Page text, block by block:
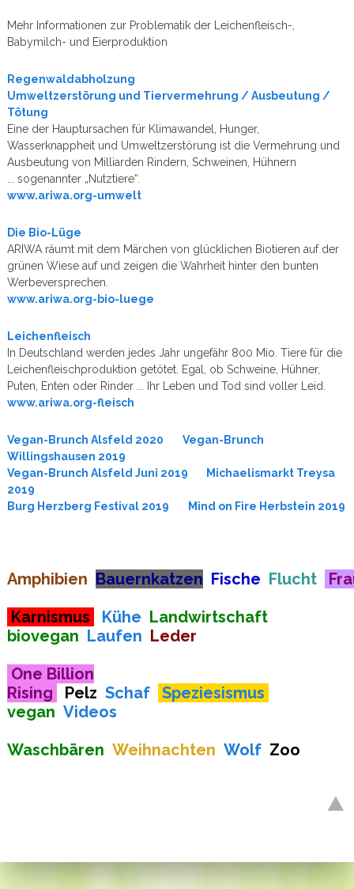
Mehr Informationen zur Problematik der Leichenfleisch-,
Babymilch- und Eierproduktion
Regenwaldabholzung
Umweltzerstörung und Tiervermehrung / Ausbeutung /
Tötung
Eine der Hauptursachen für Klimawandel, Hunger,
Wasserknappheit und Umweltzerstörung ist die Vermehrung und
Ausbeutung von Milliarden Rindern, Schweinen, Hühnern
... sogenannter „Nutztiere“.
www.ariwa.org-umwelt
Die Bio-Lüge
ARIWA räumt mit dem Märchen von glücklichen Biotieren auf der
grünen Wiese auf und zeigen die Wahrheit hinter den bunten
Werbeversprechen.
www.ariwa.org-bio-luege
Leichenfleisch
In Deutschland werden jedes Jahr ungefähr 800 Mio. Tiere für die
Leichenfleischproduktion getötet. Egal, ob Schweine, Hühner,
Puten, Enten oder Rinder ... Ihr Leben und Tod sind voller Leid.
www.ariwa.org-fleisch
Vegan-Brunch Alsfeld 2020
Vegan-Brunch
Willingshausen 2019
Vegan-Brunch Alsfeld Juni 2019
Michaelismarkt Treysa
2019
Burg Herzberg Festival 2019
Mind on Fire Herbstein 2019
Amphibien Bauernkatzen Fische Flucht
Karnismus
Kühe Landwirtschaft
biovegan Laufen Leder
One Billion
Rising
Pelz Schaf Speziesismus
vegan Videos
Waschbären Weihnachten Wolf Zoo